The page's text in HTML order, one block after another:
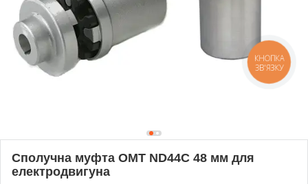
Сполучна муфта OMT ND44С 48 мм для
електродвигуна
КНОПКА
ЗВ'ЯЗКУ